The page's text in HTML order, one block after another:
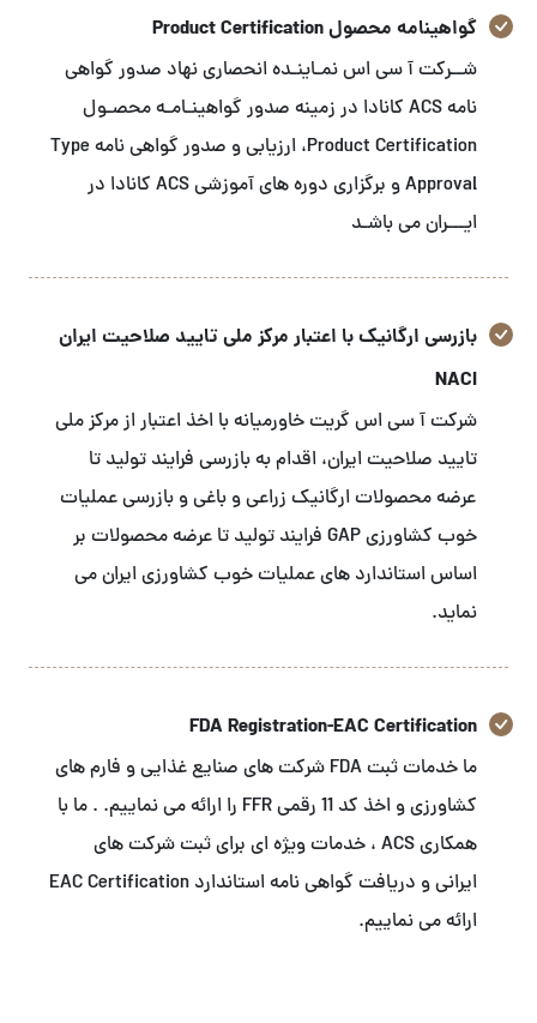
گواهینامه محصول Product Certification
شــرکت آ سی اس نمـاینـده انحصاری نهاد صدور گواهی
نامه ACS کانادا در زمینه صدور گواهینـامـه محصـول
Product Certification، ارزیابی و صدور گواهی نامه Type
Approval و برگزاری دوره های آموزشی ACS کانادا در
ایـــران می باشـد
بازرسی ارگانیک با اعتبار مرکز ملی تایید صلاحیت ایران
NACI
شرکت آ سی اس گریت خاورمیانه با اخذ اعتبار از مرکز ملی
تایید صلاحیت ایران، اقدام به بازرسی فرایند تولید تا
عرضه محصولات ارگانیک زراعی و باغی و بازرسی عملیات
خوب کشاورزی GAP فرایند تولید تا عرضه محصولات بر
اساس استاندارد های عملیات خوب کشاورزی ایران می
نماید.
FDA Registration-EAC Certification
ما خدمات ثبت FDA شرکت های صنایع غذایی و فارم های
کشاورزی و اخذ کد 11 رقمی FFR را ارائه می نماییم. . ما با
همکاری ACS ، خدمات ویژه ای برای ثبت شرکت های
ایرانی و دریافت گواهی نامه استاندارد EAC Certification
ارائه می نماییم.